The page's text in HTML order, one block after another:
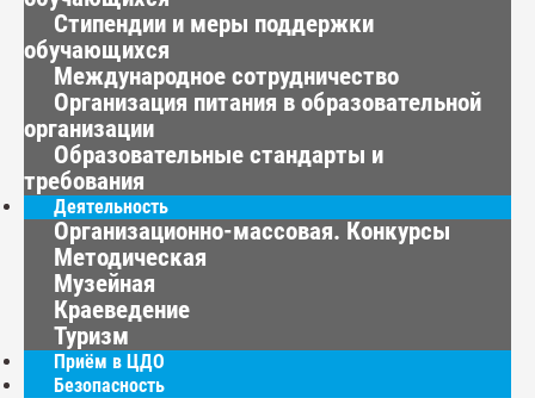
Стипендии и меры поддержки
обучающихся
Международное сотрудничество
Организация питания в образовательной
организации
Образовательные стандарты и
требования
Деятельность
Организационно-массовая. Конкурсы
Методическая
Музейная
Краеведение
Туризм
Приём в ЦДО
Безопасность